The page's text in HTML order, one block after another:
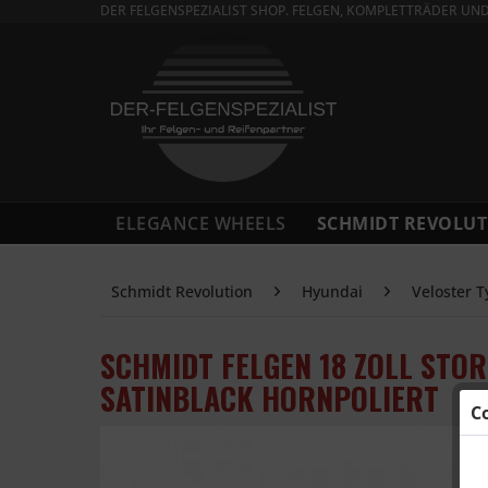
DER FELGENSPEZIALIST SHOP. FELGEN, KOMPLETTRÄDER
ELEGANCE WHEELS SCHMIDT
Schmidt Revolution Hyundai Veloster
SCHMIDT FELGEN 18 ZOLL
SATINBLACK HORNPOLIERT